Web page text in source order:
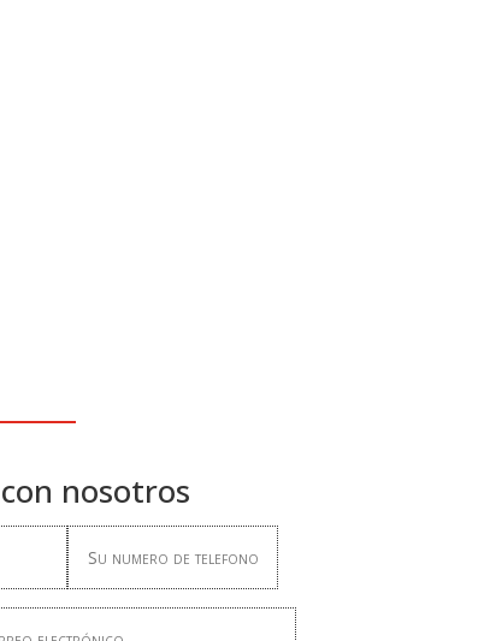
nosotros